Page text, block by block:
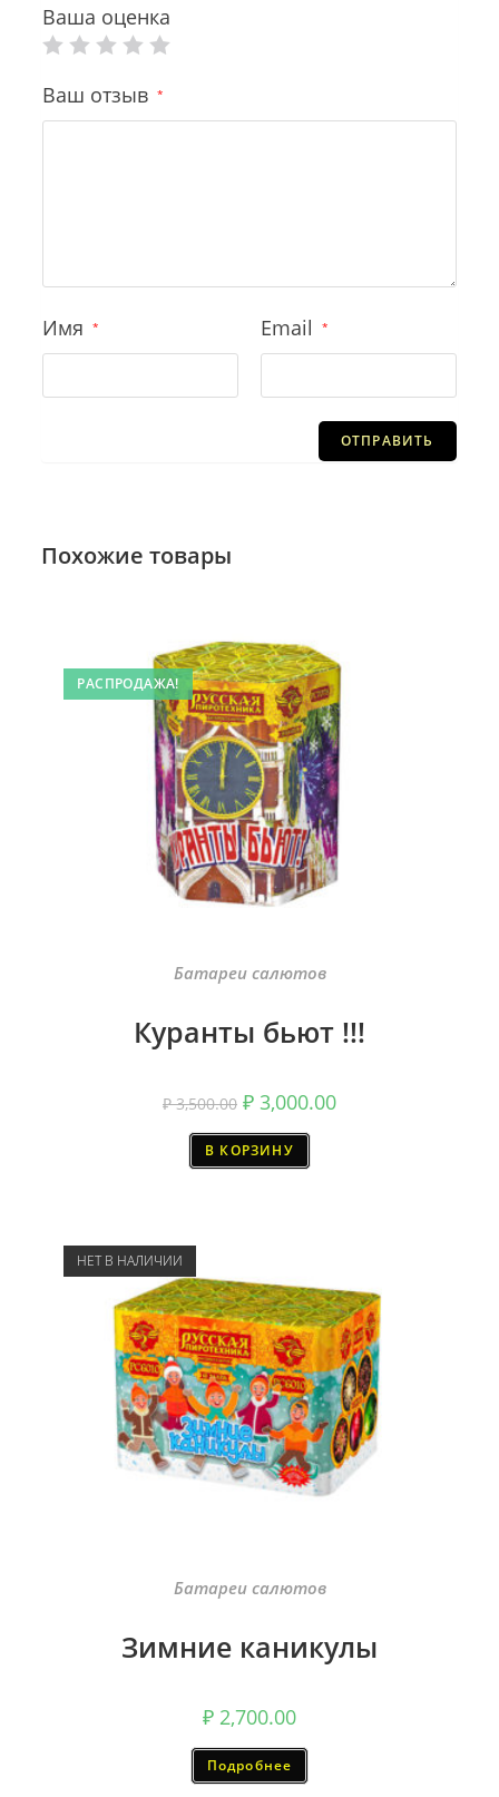
Ваша оценка
Ваш отзыв *
Имя * Email *
Похожие товары
РАСПРОДАЖА!
Батареи салютов
Куранты бьют !!!
₽3,500.00 ₽ 3,000.00
В КОРЗИНУ
НЕТ В НАЛИЧИИ
Батареи салютов
Зимние каникулы
₽ 2,700.00
Подробнее